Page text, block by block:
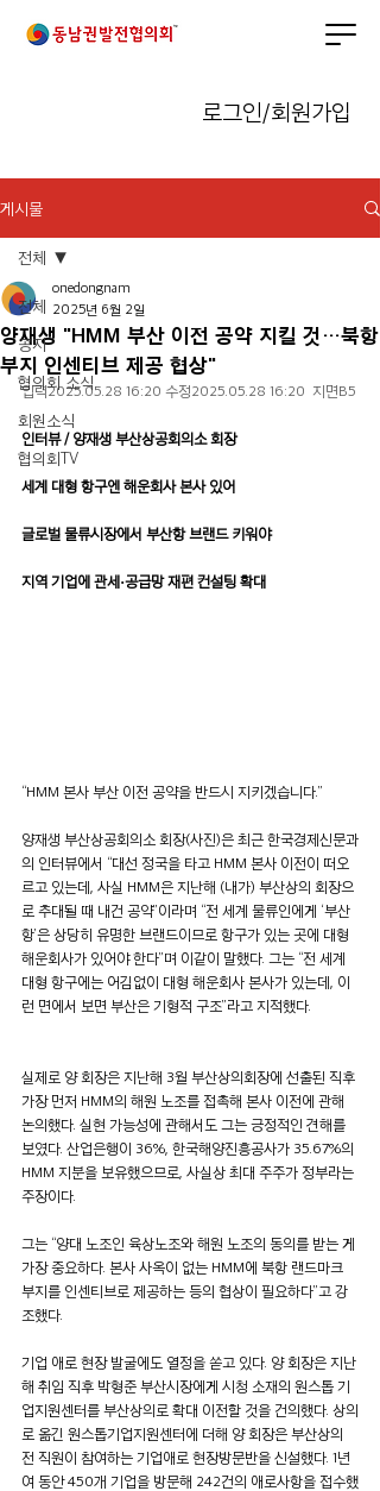
로그인/회원가입
게시물
전체
공지
협의회 소식
회원소식
협의회TV
전체
양재생 "HMM 부산 이전 공약 지킬 것…북항
부지 인센티브 제공 협상"
onedongnam
2025년 6월 2일
입력2025.05.28 16:20 수정2025.05.28 16:20  지면B5
프린트
인터뷰 / 양재생 부산상공회의소 회장
세계 대형 항구엔 해운회사 본사 있어
글로벌 물류시장에서 부산항 브랜드 키워야
지역 기업에 관세·공급망 재편 컨설팅 확대
“HMM 본사 부산 이전 공약을 반드시 지키겠습니다.”
양재생 부산상공회의소 회장(사진)은 최근 한국경제신문과
의 인터뷰에서 “대선 정국을 타고 HMM 본사 이전이 떠오
르고 있는데, 사실 HMM은 지난해 (내가) 부산상의 회장으
로 추대될 때 내건 공약”이라며 “전 세계 물류인에게 ‘부산
항’은 상당히 유명한 브랜드이므로 항구가 있는 곳에 대형
해운회사가 있어야 한다”며 이같이 말했다. 그는 “전 세계
대형 항구에는 어김없이 대형 해운회사 본사가 있는데, 이
런 면에서 보면 부산은 기형적 구조”라고 지적했다.
실제로 양 회장은 지난해 3월 부산상의회장에 선출된 직후
가장 먼저 HMM의 해원 노조를 접촉해 본사 이전에 관해
논의했다. 실현 가능성에 관해서도 그는 긍정적인 견해를
보였다. 산업은행이 36%, 한국해양진흥공사가 35.67%의
HMM 지분을 보유했으므로, 사실상 최대 주주가 정부라는
주장이다.
그는 “양대 노조인 육상노조와 해원 노조의 동의를 받는 게
가장 중요하다. 본사 사옥이 없는 HMM에 북항 랜드마크
부지를 인센티브로 제공하는 등의 협상이 필요하다”고 강
조했다.
기업 애로 현장 발굴에도 열정을 쏟고 있다. 양 회장은 지난
해 취임 직후 박형준 부산시장에게 시청 소재의 원스톱 기
업지원센터를 부산상의로 확대 이전할 것을 건의했다. 상의
로 옮긴 원스톱기업지원센터에 더해 양 회장은 부산상의
전 직원이 참여하는 기업애로 현장방문반을 신설했다. 1년
여 동안 450개 기업을 방문해 242건의 애로사항을 접수했